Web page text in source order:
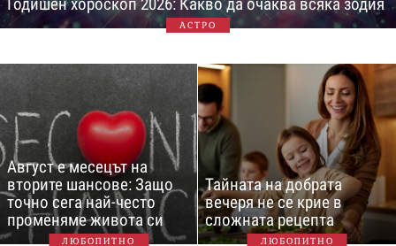
АСТРО
Август е месецът на
вторите шансове: Защо
точно сега най-често
променяме живота си
ЛЮБОПИТНО
Тайната на добрата
вечеря не се крие в
сложната рецепта
ЛЮБОПИТНО